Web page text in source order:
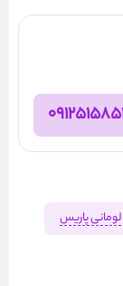
لومانی پاریس